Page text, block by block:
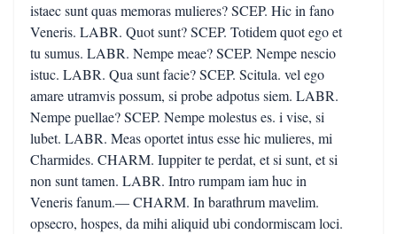
istaec sunt quas memoras mulieres? SCEP. Hic in fano
Veneris. LABR. Quot sunt? SCEP. Totidem quot ego et
tu sumus. LABR. Nempe meae? SCEP. Nempe nescio
istuc. LABR. Qua sunt facie? SCEP. Scitula. vel ego
amare utramvis possum, si probe adpotus siem. LABR.
Nempe puellae? SCEP. Nempe molestus es. i vise, si
lubet. LABR. Meas oportet intus esse hic mulieres, mi
Charmides. CHARM. Iuppiter te perdat, et si sunt, et si
non sunt tamen. LABR. Intro rumpam iam huc in
Veneris fanum.— CHARM. In barathrum mavelim.
opsecro, hospes, da mihi aliquid ubi condormiscam loci.